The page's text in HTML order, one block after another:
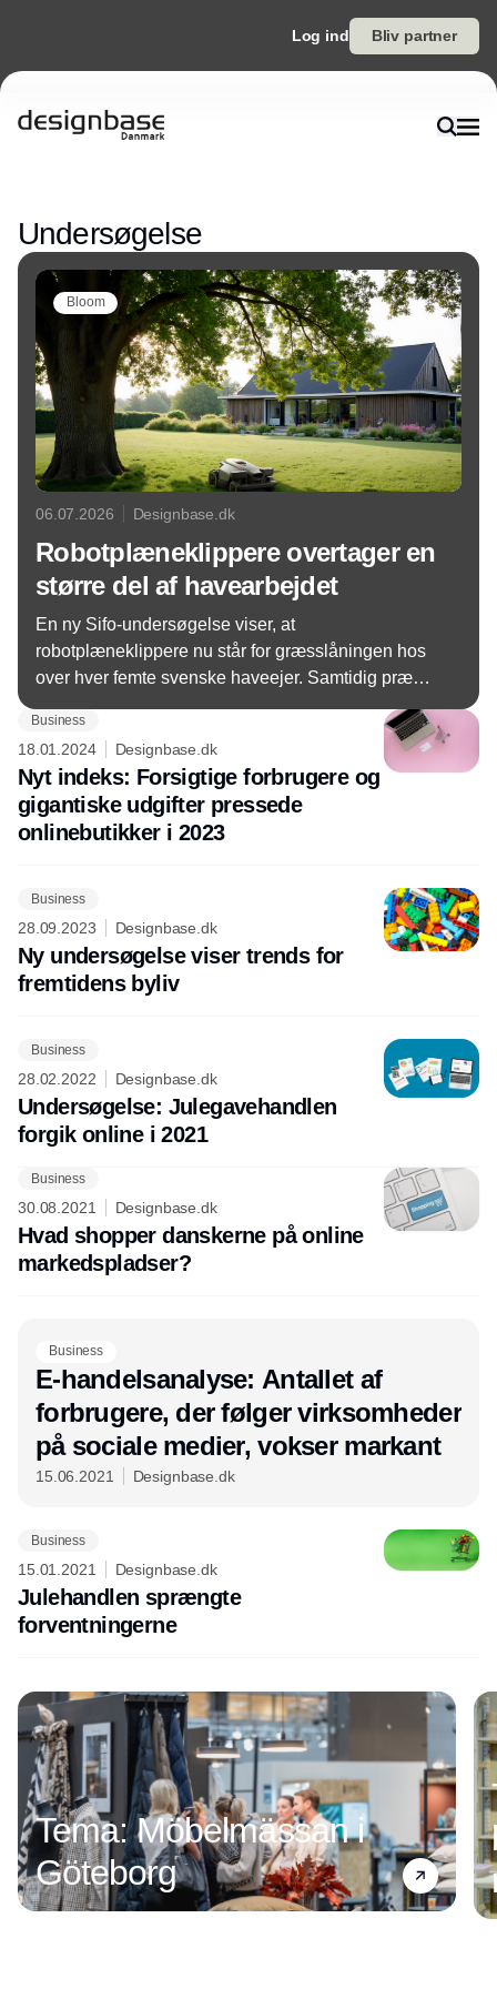
Log ind Bliv partner
Undersøgelse
Bloom
06.07.2026 Designbase.dk
Robotplæneklippere overtager en
større del af havearbejdet
En ny Sifo-undersøgelse viser, at
robotplæneklippere nu står for græsslåningen hos
over hver femte svenske haveejer. Samtidig præger
mange boligejere.
Business
18.01.2024 Designbase.dk
Nyt indeks: Forsigtige forbrugere og
gigantiske udgifter pressede
onlinebutikker i 2023
Business
28.09.2023 Designbase.dk
Ny undersøgelse viser trends for
fremtidens byliv
Business
28.02.2022 Designbase.dk
Undersøgelse: Julegavehandlen
forgik online i 2021
Business
30.08.2021 Designbase.dk
Hvad shopper danskerne på online
markedspladser?
Business
E-handelsanalyse: Antallet af
forbrugere, der følger virksomheder
på sociale medier, vokser markant
15.06.2021 Designbase.dk
Business
15.01.2021 Designbase.dk
Julehandlen sprængte
forventningerne
Tema: Möbelmässan i
Göteborg